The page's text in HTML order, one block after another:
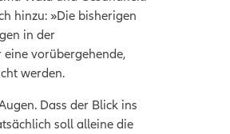
hinzu: »Die bisherigen
in der
vorübergehende,
werden.
Dass der Blick ins
soll alleine die